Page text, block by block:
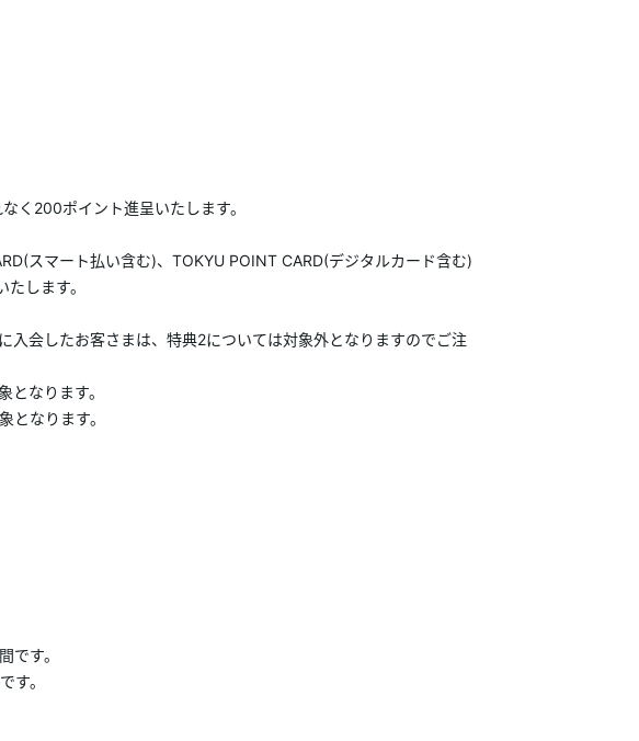
く200ポイント進呈いたします。
スマート払い含む)、TOKYU POINT CARD(デジタルカード含む)
します。
会したお客さまは、特典2については対象外となりますのでご注
となります。
なります。
す。
す。